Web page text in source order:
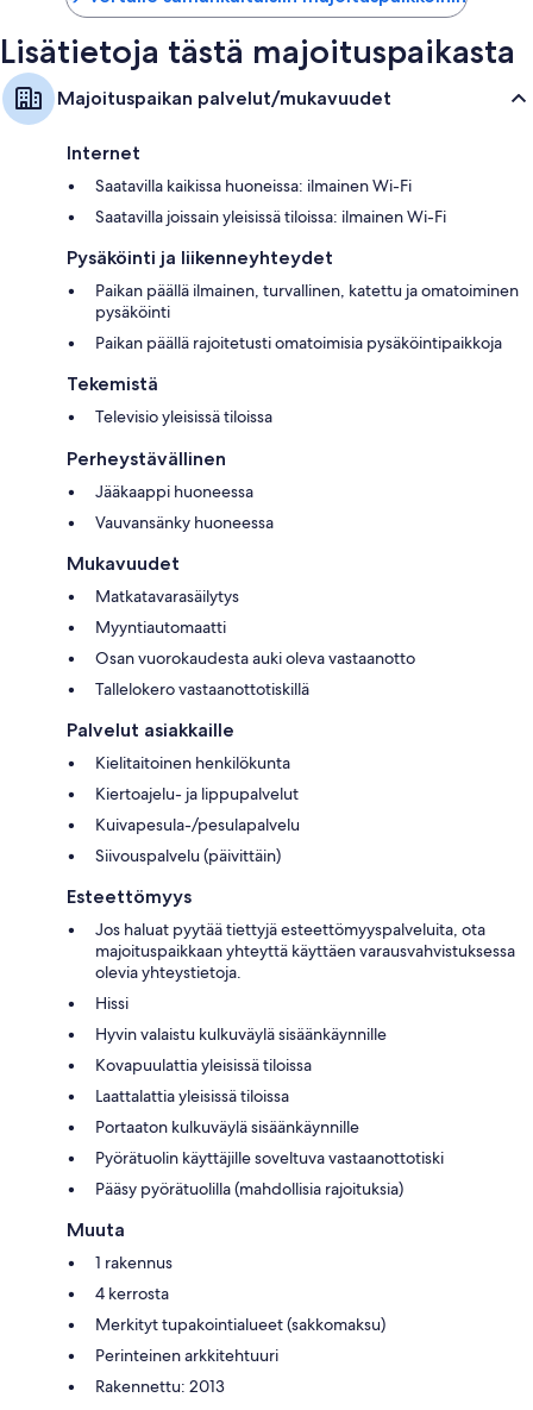
Lisätietoja tästä majoituspaikasta
Majoituspaikan palvelut/mukavuudet
Internet
Saatavilla kaikissa huoneissa: ilmainen Wi-Fi
Saatavilla joissain yleisissä tiloissa: ilmainen Wi-Fi
Pysäköinti ja liikenneyhteydet
Paikan päällä ilmainen, turvallinen, katettu ja omatoiminen
pysäköinti
Paikan päällä rajoitetusti omatoimisia pysäköintipaikkoja
Tekemistä
Televisio yleisissä tiloissa
Perheystävällinen
Jääkaappi huoneessa
Vauvansänky huoneessa
Mukavuudet
Matkatavarasäilytys
Myyntiautomaatti
Osan vuorokaudesta auki oleva vastaanotto
Tallelokero vastaanottotiskillä
Palvelut asiakkaille
Kielitaitoinen henkilökunta
Kiertoajelu- ja lippupalvelut
Kuivapesula-/pesulapalvelu
Siivouspalvelu (päivittäin)
Esteettömyys
Jos haluat pyytää tiettyjä esteettömyyspalveluita, ota
majoituspaikkaan yhteyttä käyttäen varausvahvistuksessa
olevia yhteystietoja.
Hissi
Hyvin valaistu kulkuväylä sisäänkäynnille
Kovapuulattia yleisissä tiloissa
Laattalattia yleisissä tiloissa
Portaaton kulkuväylä sisäänkäynnille
Pyörätuolin käyttäjille soveltuva vastaanottotiski
Pääsy pyörätuolilla (mahdollisia rajoituksia)
Muuta
1 rakennus
4 kerrosta
Merkityt tupakointialueet (sakkomaksu)
Perinteinen arkkitehtuuri
Rakennettu: 2013